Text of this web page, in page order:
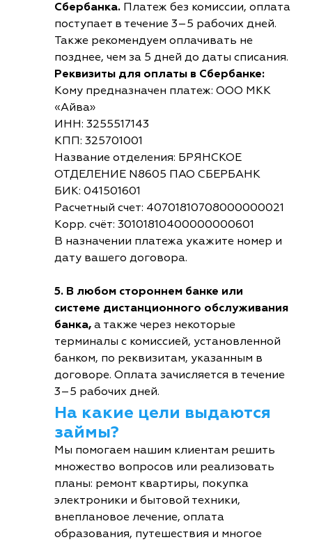
Сбербанка. Платеж без комиссии, оплата
поступает в течение 3–5 рабочих дней.
Также рекомендуем оплачивать не
позднее, чем за 5 дней до даты списания.
Реквизиты для оплаты в Сбербанке:
Кому предназначен платеж: ООО МКК
«Айва»
ИНН: 3255517143
КПП: 325701001
Название отделения: БРЯНСКОЕ
ОТДЕЛЕНИЕ N8605 ПАО СБЕРБАНК
БИК: 041501601
Расчетный счет: 40701810708000000021
Корр. счёт: 30101810400000000601
В назначении платежа укажите номер и
дату вашего договора.
5. В любом стороннем банке или
системе дистанционного обслуживания
банка, а также через некоторые
терминалы с комиссией, установленной
банком, по реквизитам, указанным в
договоре. Оплата зачисляется в течение
3–5 рабочих дней.
На какие цели выдаются
займы?
Мы помогаем нашим клиентам решить
множество вопросов или реализовать
планы: ремонт квартиры, покупка
электроники и бытовой техники,
внеплановое лечение, оплата
образования, путешествия и многое